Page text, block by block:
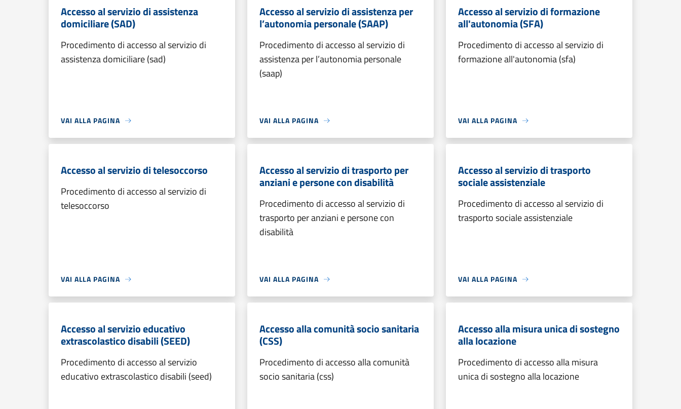
Accesso al servizio di assistenza
domiciliare (SAD)
Procedimento di accesso al servizio di
assistenza domiciliare (sad)
VAI ALLA PAGINA
Accesso al servizio di assistenza per
l’autonomia personale (SAAP)
Procedimento di accesso al servizio di
assistenza per l’autonomia personale
(saap)
VAI ALLA PAGINA
Accesso al servizio di formazione
all'autonomia (SFA)
Procedimento di accesso al servizio di
formazione all'autonomia (sfa)
VAI ALLA PAGINA
Accesso al servizio di telesoccorso
Procedimento di accesso al servizio di
telesoccorso
VAI ALLA PAGINA
Accesso al servizio di trasporto per
anziani e persone con disabilità
Procedimento di accesso al servizio di
trasporto per anziani e persone con
disabilità
VAI ALLA PAGINA
Accesso al servizio di trasporto
sociale assistenziale
Procedimento di accesso al servizio di
trasporto sociale assistenziale
VAI ALLA PAGINA
Accesso al servizio educativo
extrascolastico disabili (SEED)
Procedimento di accesso al servizio
educativo extrascolastico disabili (seed)
Accesso alla comunità socio sanitaria
(CSS)
Procedimento di accesso alla comunità
socio sanitaria (css)
Accesso alla misura unica di sostegno
alla locazione
Procedimento di accesso alla misura
unica di sostegno alla locazione